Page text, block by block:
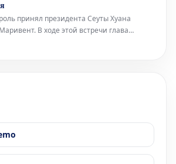
принял президента Сеуты Хуана
В ходе этой встречи глава
выразил надежду на скорый